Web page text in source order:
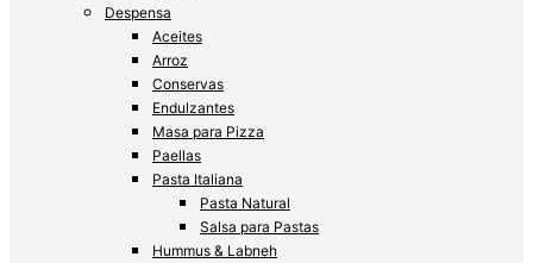
Despensa
Aceites
Arroz
Conservas
Endulzantes
Masa para Pizza
Paellas
Pasta Italiana
Pasta Natural
Salsa para Pastas
Hummus & Labneh